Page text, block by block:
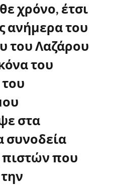
χρόνο, έτσι
ανήμερα του
του Λαζάρου
του
στα
συνοδεία
που